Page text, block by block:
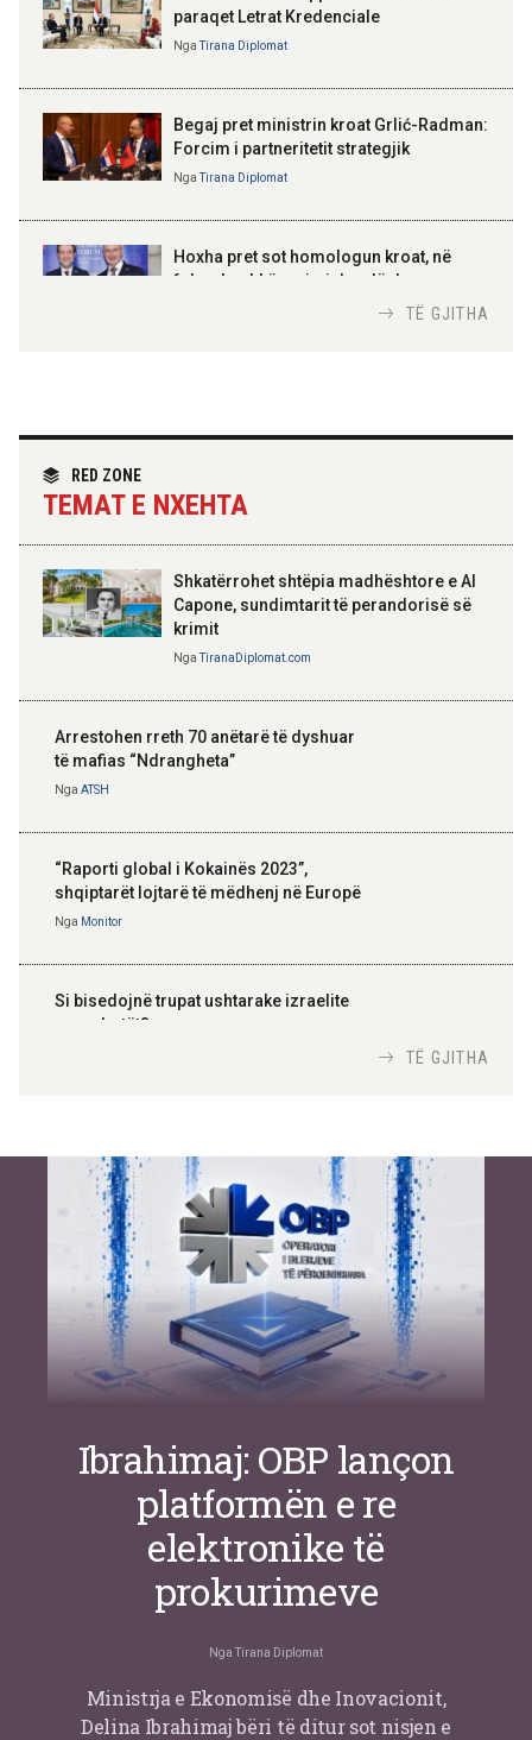
Kosovë!
100-vjetori i themelimit të
Urdhrit të Skënderbeut
paraqet Letrat Kredenciale
Nga Tirana Diplomat
Begaj pret ministrin kroat Grlić-Radman:
Forcim i partneritetit strategjik
Nga Tirana Diplomat
Hoxha pret sot homologun kroat, në
fokus bashkëpunimi dypalësh
partneritetit strategjik
TË GJITHA
RED ZONE
TEMAT E NXEHTA
Shkatërrohet shtëpia madhështore e Al
Capone, sundimtarit të perandorisë së
krimit
Nga TiranaDiplomat.com
Arrestohen rreth 70 anëtarë të dyshuar
të mafias “Ndrangheta”
Nga ATSH
“Raporti global i Kokainës 2023”,
shqiptarët lojtarë të mëdhenj në Europë
Nga Monitor
Si bisedojnë trupat ushtarake izraelite
me robotët?
inteligjente izraelite
Or Shalom
TË GJITHA
Ibrahimaj: OBP lançon
platformën e re
elektronike të
prokurimeve
Nga Tirana Diplomat
Ministrja e Ekonomisë dhe Inovacionit,
Delina Ibrahimaj bëri të ditur sot nisjen e